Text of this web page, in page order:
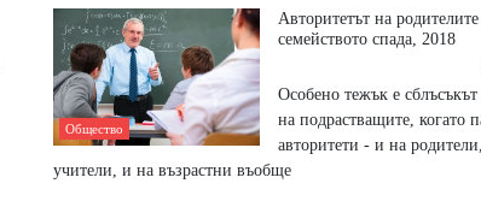
Общество
Авторитетът на
семейството спада, 2018
Особено тежък е сблъсъкът
на подрастващите, когато
авторитети - и на
учители, и на възрастни въобще